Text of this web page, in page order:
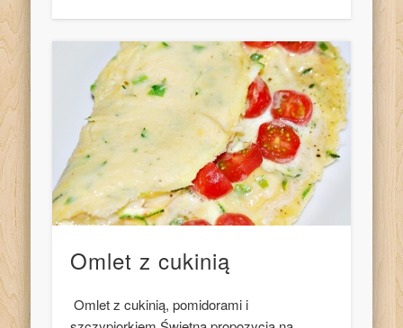
Omlet z cukinią
Omlet z cukinią, pomidorami i